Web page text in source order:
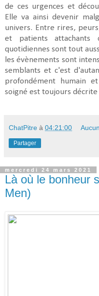
de ces urgences et
Elle va ainsi devenir
univers. Entre rires,
et patients attachants
quotidiennes sont tout
les évènements sont
semblants et c'est
profondément humain
soigné est toujours décrite
ChatPitre à 04:21:00
Partager
mercredi 24 mars 2021
Là où le bonheur
Men)